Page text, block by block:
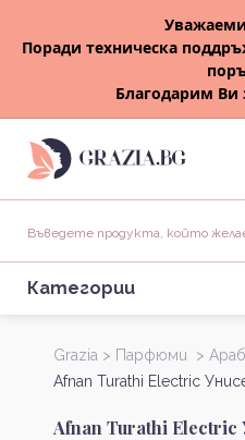
Поради техническа
Благодарим Ви
Категории
Grazia > Парфюми >
Afnan Turathi Electric
Afnan Turathi